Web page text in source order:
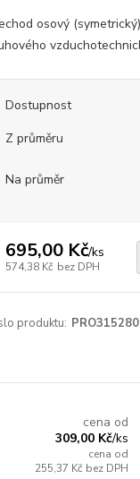
osový
Dostupnost
Z průměru
Na průměr
695,00 Kč/ks
574,38 Kč bez DPH
produktu: PRO315280
cena od
309,00 Kč/ks
cena od
255,37 Kč bez DPH